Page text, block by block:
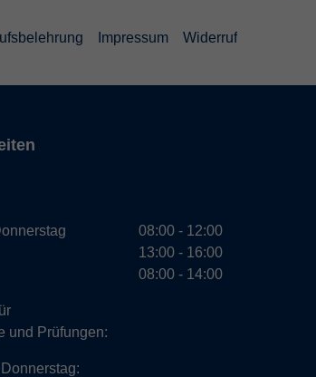
Impressum Widerruf
und Prüfungen:
08:00 - 12:00
13:00 - 16:00
08:00 - 14:00